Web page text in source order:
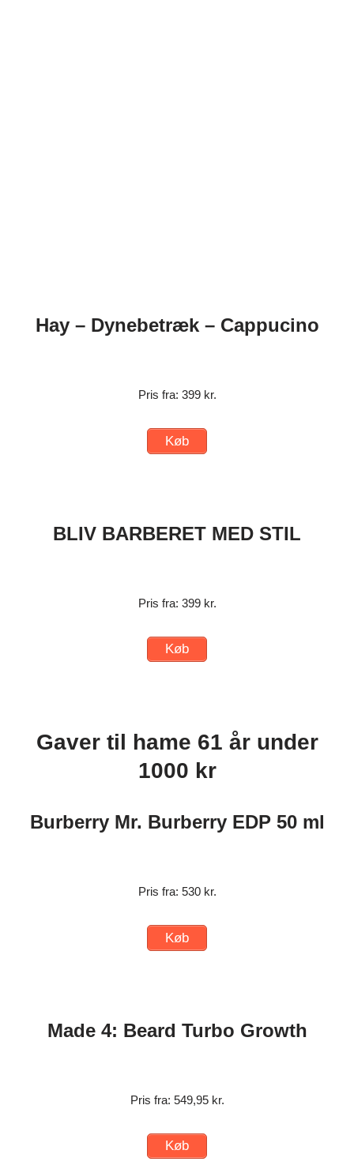
Hay – Dynebetræk – Cappucino
Pris fra: 399 kr.
Køb
BLIV BARBERET MED STIL
Pris fra: 399 kr.
Køb
Gaver til hame 61 år under
1000 kr
Burberry Mr. Burberry EDP 50 ml
Pris fra: 530 kr.
Køb
Made 4: Beard Turbo Growth
Pris fra: 549,95 kr.
Køb